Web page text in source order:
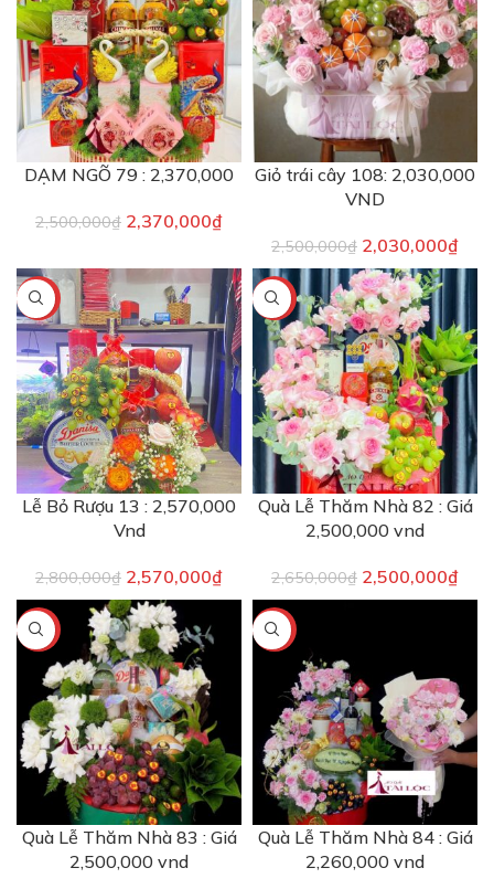
DẠM NGÕ 79 : 2,370,000
2,500,000₫ 2,370,000₫
Giỏ trái cây 108: 2,030,000
VND
2,500,000₫ 2,030,000₫
-8%
Lễ Bỏ Rượu 13 : 2,570,000
Vnd
2,800,000₫ 2,570,000₫
-6%
Quà Lễ Thăm Nhà 82 : Giá
2,500,000 vnd
2,650,000₫ 2,500,000₫
-7%
Quà Lễ Thăm Nhà 83 : Giá
2,500,000 vnd
-10%
Quà Lễ Thăm Nhà 84 : Giá
2,260,000 vnd